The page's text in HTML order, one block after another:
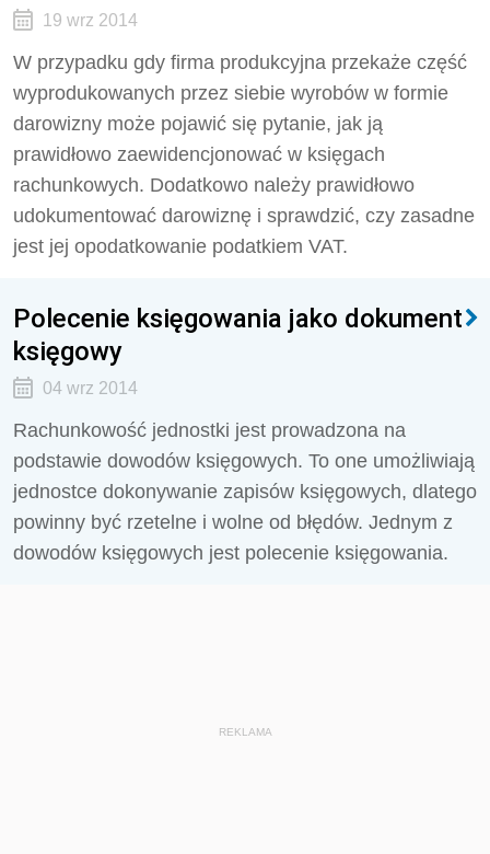
19 wrz 2014
W przypadku gdy firma produkcyjna przekaże część
wyprodukowanych przez siebie wyrobów w formie
darowizny może pojawić się pytanie, jak ją
prawidłowo zaewidencjonować w księgach
rachunkowych. Dodatkowo należy prawidłowo
udokumentować darowiznę i sprawdzić, czy zasadne
jest jej opodatkowanie podatkiem VAT.
Polecenie księgowania jako dokument
księgowy
04 wrz 2014
Rachunkowość jednostki jest prowadzona na
podstawie dowodów księgowych. To one umożliwiają
jednostce dokonywanie zapisów księgowych, dlatego
powinny być rzetelne i wolne od błędów. Jednym z
dowodów księgowych jest polecenie księgowania.
REKLAMA